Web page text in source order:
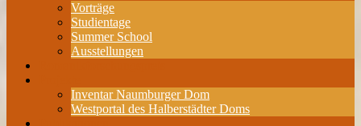
Vorträge
Studientage
Summer School
Ausstellungen
Inventar Naumburger Dom
Westportal des Halberstädter Doms